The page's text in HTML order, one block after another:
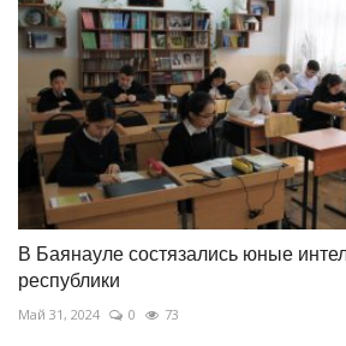
В Баянауле состязались юные
республики
Май 31, 2024 0 73